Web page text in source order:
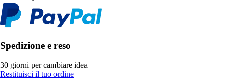
Spedizione e reso
30 giorni per cambiare idea
Restituisci il tuo ordine